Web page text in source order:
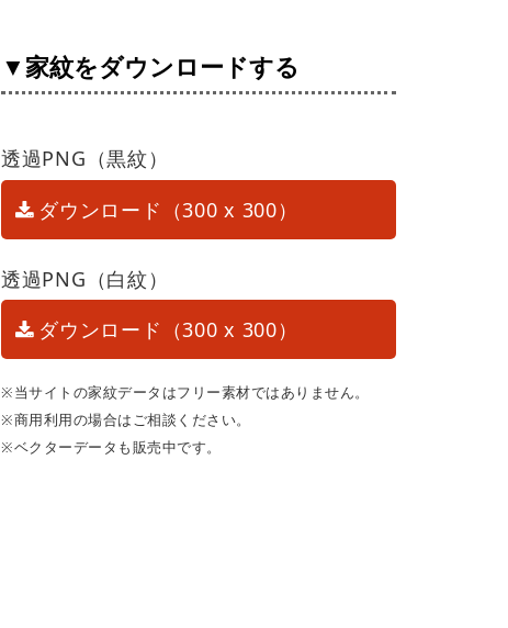
▼家紋をダウンロードする
透過PNG（黒紋）
ダウンロード（300 x 300）
透過PNG（白紋）
ダウンロード（300 x 300）
※当サイトの家紋データはフリー素材ではありません。
※商用利用の場合はご相談ください。
※ベクターデータも販売中です。